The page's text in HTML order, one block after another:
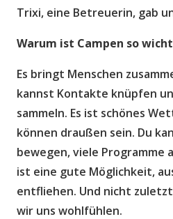
Trixi, eine Betreuerin, gab
Warum ist Campen so
Es bringt Menschen
kannst Kontakte knüpfen
sammeln. Es ist schönes
können draußen sein. Du
bewegen, viele Programme
ist eine gute Möglichkeit,
entfliehen. Und nicht
wir uns wohlfühlen.